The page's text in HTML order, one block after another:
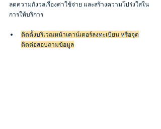
ลดความกังวลเรื่องค่าใช้จ่าย และสร้างความโปร่งใสใน
การให้บริการ
ติดตั้งบริเวณหน้าเคาน์เตอร์ลงทะเบียน หรือจุด
ติดต่อสอบถามข้อมูล